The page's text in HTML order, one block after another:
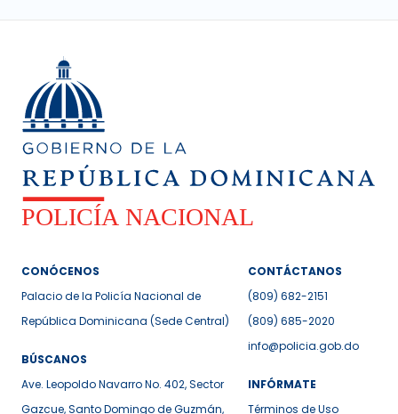
CONÓCENOS
Palacio de la Policía Nacional de
República Dominicana (Sede Central)
BÚSCANOS
Ave. Leopoldo Navarro No. 402, Sector
Gazcue, Santo Domingo de Guzmán,
CONTÁCTANOS
(809) 682-2151
(809) 685-2020
info@policia.gob.do
INFÓRMATE
Términos de Uso